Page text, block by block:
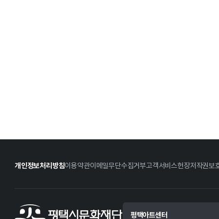
개인정보처리방침이용약관이메일무단수집거부고객서비스헌장저작권보
평택아트센터